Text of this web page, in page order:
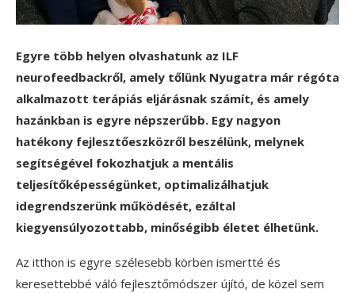
Egyre több helyen olvashatunk az ILF
neurofeedbackről, amely tőlünk Nyugatra már régóta
alkalmazott terápiás eljárásnak számít, és amely
hazánkban is egyre népszerűbb. Egy nagyon
hatékony fejlesztőeszközről beszélünk, melynek
segítségével fokozhatjuk a mentális
teljesítőképességünket, optimalizálhatjuk
idegrendszerünk működését, ezáltal
kiegyensúlyozottabb, minőségibb életet élhetünk.
Az itthon is egyre szélesebb körben ismertté és
keresettebbé váló fejlesztőmódszer újító, de közel sem